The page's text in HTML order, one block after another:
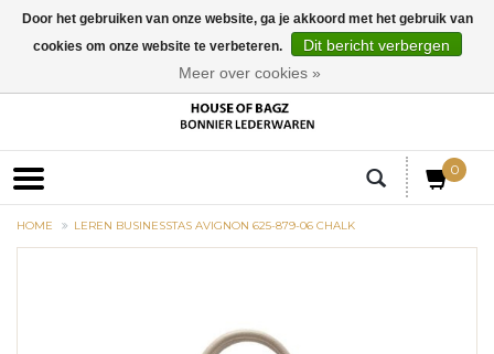
0
HOME LEREN BUSINESSTAS AVIGNON 625-879-06 CHALK
Door het gebruiken van onze website, ga je akkoord met het gebruik van
cookies om onze website te verbeteren.
Dit bericht verbergen
Meer over cookies »